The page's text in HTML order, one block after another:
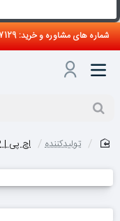
شماره های مشاوره و خرید: 57129-021 و 09121759502
تولیدکننده اچ پی | HP